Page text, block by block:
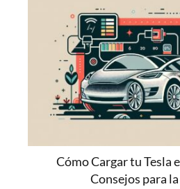
Cómo Cargar tu Tesla
Consejos para